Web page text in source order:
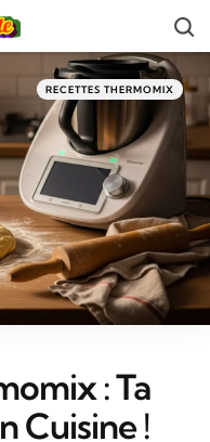
RECETTES THERMOMIX
: Ta
Cuisine !